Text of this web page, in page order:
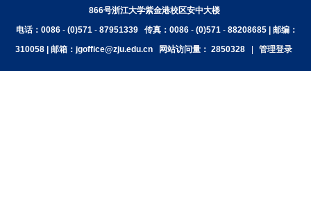
866号浙江大学紫金港校区安中大楼
电话：0086 - (0)571 - 87951339 传真：0086 - (0)571 - 88208685 | 邮编：
310058 | 邮箱：jgoffice@zju.edu.cn
网站访问量： 2850328 管理登录